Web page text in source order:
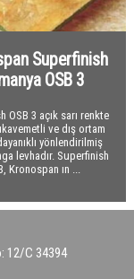
Superfinish
OSB 3
OSB 3 açık sarı renkte
ve dış ortam
yönlendirilmiş
levhadır. Superfinish
Kronospan ın ...
12/C 34394